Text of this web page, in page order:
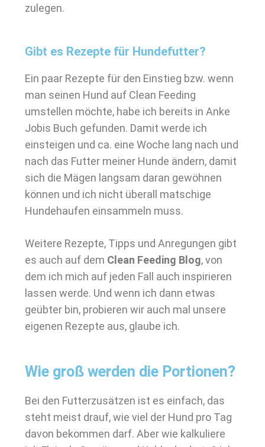
zulegen.
Gibt es Rezepte für Hundefutter?
Ein paar Rezepte für den Einstieg bzw. wenn
man seinen Hund auf Clean Feeding
umstellen möchte, habe ich bereits in Anke
Jobis Buch gefunden. Damit werde ich
einsteigen und ca. eine Woche lang nach und
nach das Futter meiner Hunde ändern, damit
sich die Mägen langsam daran gewöhnen
können und ich nicht überall matschige
Hundehaufen einsammeln muss.
Weitere Rezepte, Tipps und Anregungen gibt
es auch auf dem Clean Feeding Blog, von
dem ich mich auf jeden Fall auch inspirieren
lassen werde. Und wenn ich dann etwas
geübter bin, probieren wir auch mal unsere
eigenen Rezepte aus, glaube ich.
Wie groß werden die Portionen?
Bei den Futterzusätzen ist es einfach, das
steht meist drauf, wie viel der Hund pro Tag
davon bekommen darf. Aber wie kalkuliere